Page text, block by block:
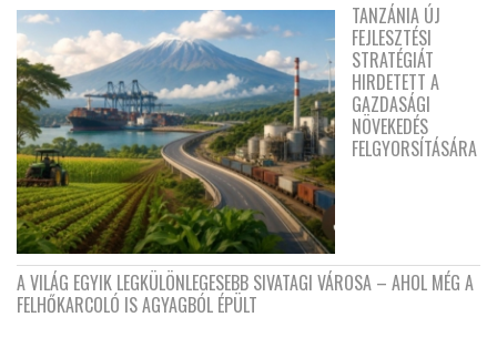
TANZÁNIA ÚJ
FEJLESZTÉSI
STRATÉGIÁT
HIRDETETT A
GAZDASÁGI
NÖVEKEDÉS
FELGYORSÍTÁSÁRA
A VILÁG EGYIK LEGKÜLÖNLEGESEBB SIVATAGI VÁROSA – AHOL MÉG A
FELHŐKARCOLÓ IS AGYAGBÓL ÉPÜLT